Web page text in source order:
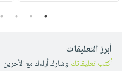
1
2
3
4
أبرز التعليقات
أكتب تعليقاتك وشارك أراءك مع الأخرين